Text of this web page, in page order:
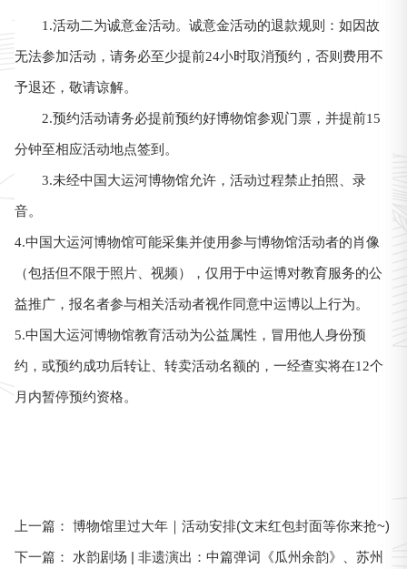
1.活动二为诚意金活动。诚意金活动的退款规则：如因故
无法参加活动，请务必至少提前24小时取消预约，否则费用不
予退还，敬请谅解。
2.预约活动请务必提前预约好博物馆参观门票，并提前15
分钟至相应活动地点签到。
3.未经中国大运河博物馆允许，活动过程禁止拍照、录
音。
4.中国大运河博物馆可能采集并使用参与博物馆活动者的肖像
（包括但不限于照片、视频），仅用于中运博对教育服务的公
益推广，报名者参与相关活动者视作同意中运博以上行为。
5.中国大运河博物馆教育活动为公益属性，冒用他人身份预
约，或预约成功后转让、转卖活动名额的，一经查实将在12个
月内暂停预约资格。
上一篇： 博物馆里过大年｜活动安排(文末红包封面等你来抢~)
下一篇： 水韵剧场 | 非遗演出：中篇弹词《瓜州余韵》、苏州